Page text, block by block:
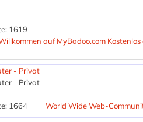
1619
auf MyBadoo.com
- Privat
- Privat
1664 World Wide Web-